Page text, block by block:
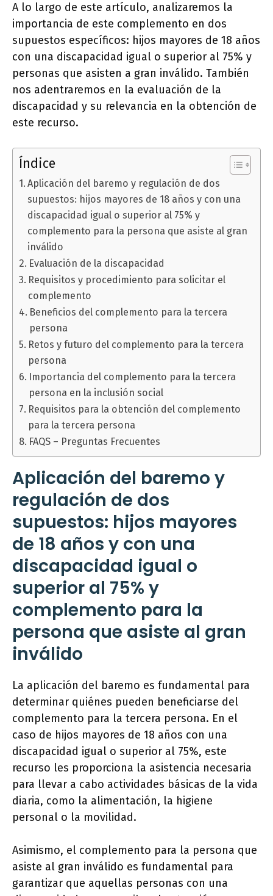
A lo largo de este artículo, analizaremos la
importancia de este complemento en dos
supuestos específicos: hijos mayores de 18 años
con una discapacidad igual o superior al 75% y
personas que asisten a gran inválido. También
nos adentraremos en la evaluación de la
discapacidad y su relevancia en la obtención de
este recurso.
Índice
Aplicación del baremo y regulación de dos
supuestos: hijos mayores de 18 años y con una
discapacidad igual o superior al 75% y
complemento para la persona que asiste al gran
inválido
Evaluación de la discapacidad
Requisitos y procedimiento para solicitar el
complemento
Beneficios del complemento para la tercera
persona
Retos y futuro del complemento para la tercera
persona
Importancia del complemento para la tercera
persona en la inclusión social
Requisitos para la obtención del complemento
para la tercera persona
FAQS – Preguntas Frecuentes
Aplicación del baremo y
regulación de dos
supuestos: hijos mayores
de 18 años y con una
discapacidad igual o
superior al 75% y
complemento para la
persona que asiste al gran
inválido
La aplicación del baremo es fundamental para
determinar quiénes pueden beneficiarse del
complemento para la tercera persona. En el
caso de hijos mayores de 18 años con una
discapacidad igual o superior al 75%, este
recurso les proporciona la asistencia necesaria
para llevar a cabo actividades básicas de la vida
diaria, como la alimentación, la higiene
personal o la movilidad.
Asimismo, el complemento para la persona que
asiste al gran inválido es fundamental para
garantizar que aquellas personas con una